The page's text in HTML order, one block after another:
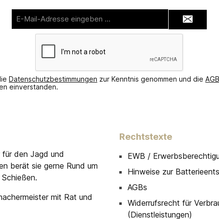
Mail-
Adresse*
Datenschutzbestimmungen zur Kenntnis genommen und die AGB
einverstanden.
den Jagd und
berät sie gerne Rund um
mit Rat und
Rechtstexte
EWB /
Hinweise zur
AGBs
Widerrufsrecht für
(Dienstleistungen)